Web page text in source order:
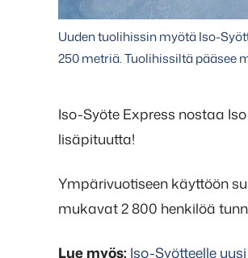
Uuden tuolihissin myötä Iso-
250 metriä. Tuolihissiltä pääsee
Iso-Syöte Express nostaa
lisäpituutta!
Ympärivuotiseen käyttöön
mukavat 2 800 henkilöä
Lue myös: Iso-Syötteelle